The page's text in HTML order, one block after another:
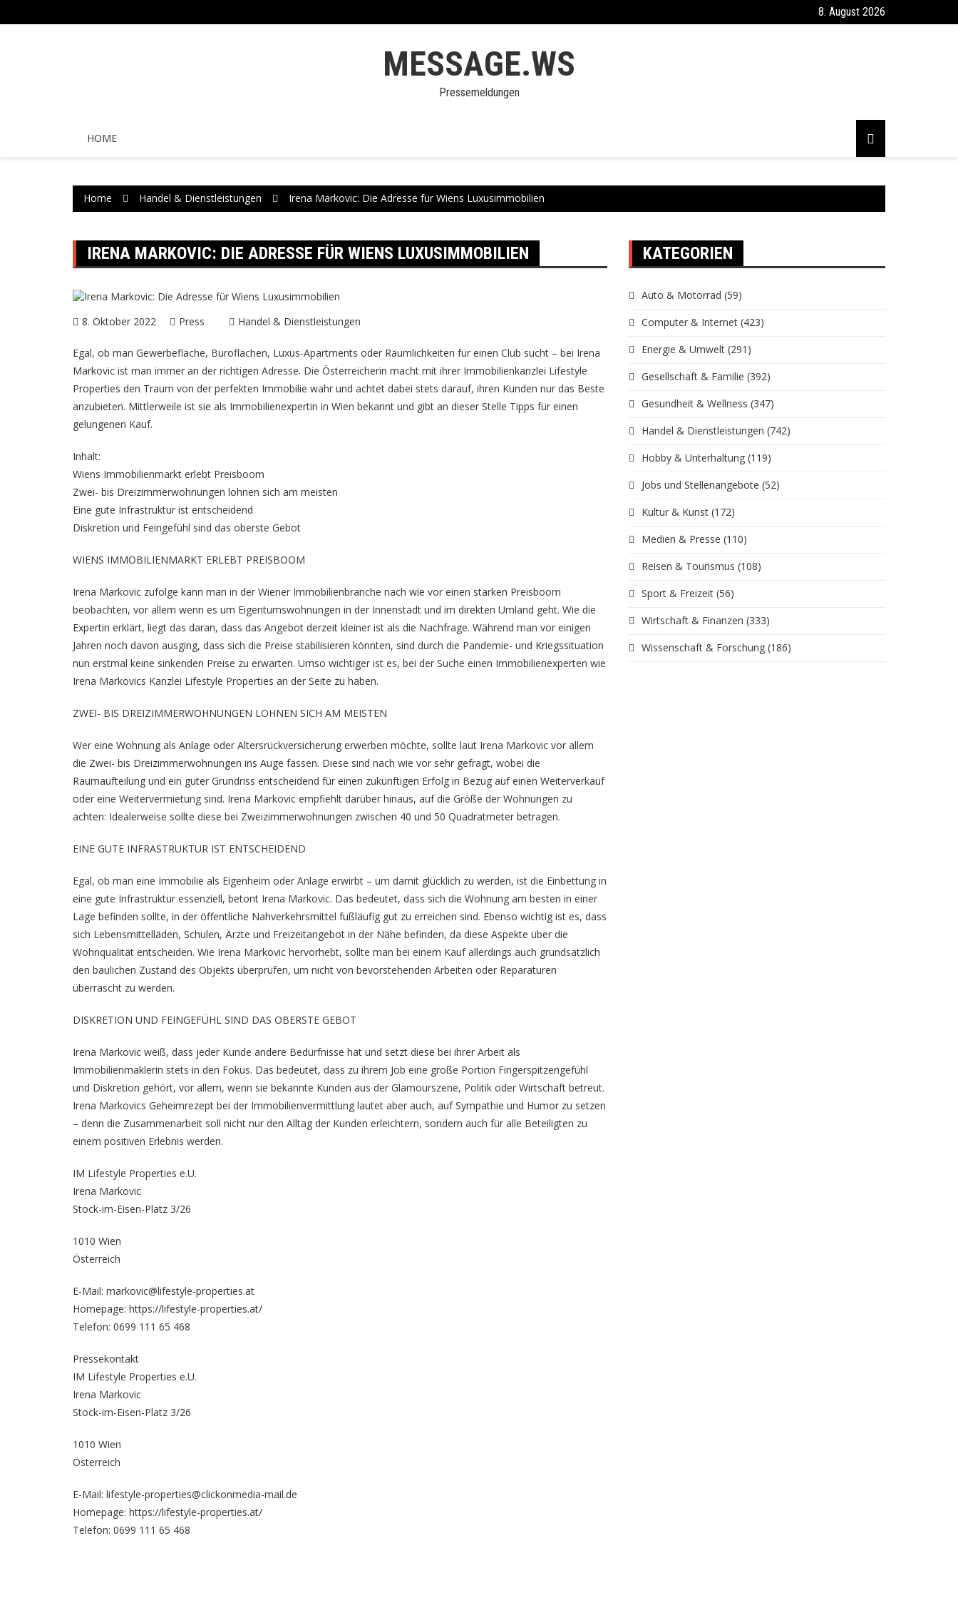
to
8. August 2026
MESSAGE.WS
Pressemeldungen
HOME
Home Handel & Dienstleistungen Irena Markovic: Die Adresse für Wiens Luxusimmobilien
IRENA MARKOVIC: DIE ADRESSE FÜR WIENS LUXUSIMMOBILIEN
8. Oktober 2022 Press Handel & Dienstleistungen
Egal, ob man Gewerbefläche, Büroflächen, Luxus-Apartments oder Räumlichkeiten für einen Club sucht – bei Irena
Markovic ist man immer an der richtigen Adresse. Die Österreicherin macht mit ihrer Immobilienkanzlei Lifestyle
Properties den Traum von der perfekten Immobilie wahr und achtet dabei stets darauf, ihren Kunden nur das Beste
anzubieten. Mittlerweile ist sie als Immobilienexpertin in Wien bekannt und gibt an dieser Stelle Tipps für einen
gelungenen Kauf.
Inhalt:
Wiens Immobilienmarkt erlebt Preisboom
Zwei- bis Dreizimmerwohnungen lohnen sich am meisten
Eine gute Infrastruktur ist entscheidend
Diskretion und Feingefühl sind das oberste Gebot
WIENS IMMOBILIENMARKT ERLEBT PREISBOOM
Irena Markovic zufolge kann man in der Wiener Immobilienbranche nach wie vor einen starken Preisboom
beobachten, vor allem wenn es um Eigentumswohnungen in der Innenstadt und im direkten Umland geht. Wie die
Expertin erklärt, liegt das daran, dass das Angebot derzeit kleiner ist als die Nachfrage. Während man vor einigen
Jahren noch davon ausging, dass sich die Preise stabilisieren könnten, sind durch die Pandemie- und Kriegssituation
nun erstmal keine sinkenden Preise zu erwarten. Umso wichtiger ist es, bei der Suche einen Immobilienexperten wie
Irena Markovics Kanzlei Lifestyle Properties an der Seite zu haben.
ZWEI- BIS DREIZIMMERWOHNUNGEN LOHNEN SICH AM MEISTEN
Wer eine Wohnung als Anlage oder Altersrückversicherung erwerben möchte, sollte laut Irena Markovic vor allem
die Zwei- bis Dreizimmerwohnungen ins Auge fassen. Diese sind nach wie vor sehr gefragt, wobei die
Raumaufteilung und ein guter Grundriss entscheidend für einen zukünftigen Erfolg in Bezug auf einen Weiterverkauf
oder eine Weitervermietung sind. Irena Markovic empfiehlt darüber hinaus, auf die Größe der Wohnungen zu
achten: Idealerweise sollte diese bei Zweizimmerwohnungen zwischen 40 und 50 Quadratmeter betragen.
EINE GUTE INFRASTRUKTUR IST ENTSCHEIDEND
Egal, ob man eine Immobilie als Eigenheim oder Anlage erwirbt – um damit glücklich zu werden, ist die Einbettung in
eine gute Infrastruktur essenziell, betont Irena Markovic. Das bedeutet, dass sich die Wohnung am besten in einer
Lage befinden sollte, in der öffentliche Nahverkehrsmittel fußläufig gut zu erreichen sind. Ebenso wichtig ist es, dass
sich Lebensmittelläden, Schulen, Ärzte und Freizeitangebot in der Nähe befinden, da diese Aspekte über die
Wohnqualität entscheiden. Wie Irena Markovic hervorhebt, sollte man bei einem Kauf allerdings auch grundsätzlich
den baulichen Zustand des Objekts überprüfen, um nicht von bevorstehenden Arbeiten oder Reparaturen
überrascht zu werden.
DISKRETION UND FEINGEFÜHL SIND DAS OBERSTE GEBOT
Irena Markovic weiß, dass jeder Kunde andere Bedürfnisse hat und setzt diese bei ihrer Arbeit als
Immobilienmaklerin stets in den Fokus. Das bedeutet, dass zu ihrem Job eine große Portion Fingerspitzengefühl
und Diskretion gehört, vor allem, wenn sie bekannte Kunden aus der Glamourszene, Politik oder Wirtschaft betreut.
Irena Markovics Geheimrezept bei der Immobilienvermittlung lautet aber auch, auf Sympathie und Humor zu setzen
– denn die Zusammenarbeit soll nicht nur den Alltag der Kunden erleichtern, sondern auch für alle Beteiligten zu
einem positiven Erlebnis werden.
IM Lifestyle Properties e.U.
Irena Markovic
Stock-im-Eisen-Platz 3/26
1010 Wien
Österreich
E-Mail: markovic@lifestyle-properties.at
Homepage: https://lifestyle-properties.at/
Telefon: 0699 111 65 468
Pressekontakt
IM Lifestyle Properties e.U.
Irena Markovic
Stock-im-Eisen-Platz 3/26
1010 Wien
Österreich
E-Mail: lifestyle-properties@clickonmedia-mail.de
Homepage: https://lifestyle-properties.at/
Telefon: 0699 111 65 468
KATEGORIEN
Auto & Motorrad (59)
Computer & Internet (423)
Energie & Umwelt (291)
Gesellschaft & Familie (392)
Gesundheit & Wellness (347)
Handel & Dienstleistungen (742)
Hobby & Unterhaltung (119)
Jobs und Stellenangebote (52)
Kultur & Kunst (172)
Medien & Presse (110)
Reisen & Tourismus (108)
Sport & Freizeit (56)
Wirtschaft & Finanzen (333)
Wissenschaft & Forschung (186)